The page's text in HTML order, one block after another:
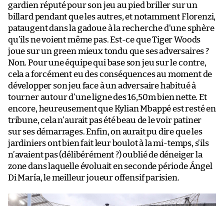
gardien réputé pour son jeu au pied briller sur un
billard pendant que les autres, et notamment Florenzi,
pataugent dans la gadoue à la recherche d’une sphère
qu’ils ne voient même pas. Est-ce que Tiger Woods
joue sur un green mieux tondu que ses adversaires ?
Non. Pour une équipe qui base son jeu sur le contre,
cela a forcément eu des conséquences au moment de
développer son jeu face à un adversaire habitué à
tourner autour d’une ligne des 16,50m bien nette. Et
encore, heureusement que Kylian Mbappé est resté en
tribune, cela n’aurait pas été beau de le voir patiner
sur ses démarrages. Enfin, on aurait pu dire que les
jardiniers ont bien fait leur boulot à la mi-temps, s’ils
n’avaient pas (délibérément ?) oublié de déneiger la
zone dans laquelle évoluait en seconde période Ángel
Di María, le meilleur joueur offensif parisien.